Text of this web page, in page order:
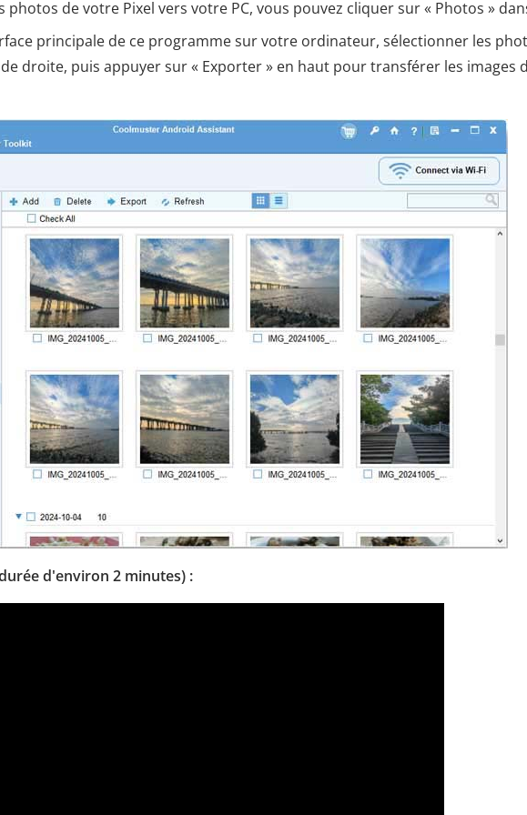
de votre Pixel vers votre PC, vous pouvez cliquer sur « Photos »
principale de ce programme sur votre ordinateur, sélectionner les
droite, puis appuyer sur « Exporter » en haut pour transférer les images
d'environ 2 minutes) :